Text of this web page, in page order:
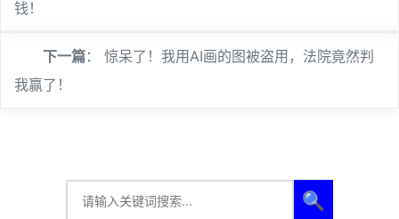
钱！
下一篇： 惊呆了！我用AI画的图被盗用，法院竟然判
我赢了！
🔍